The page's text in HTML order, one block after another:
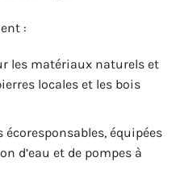
:
les matériaux naturels et
locales et les bois
écoresponsables, équipées
d’eau et de pompes à